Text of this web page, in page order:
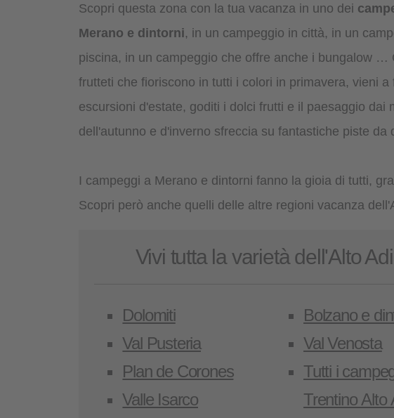
Scopri questa zona con la tua vacanza in uno dei
Merano e dintorni, in un campeggio in città, in un
piscina, in un campeggio che offre anche i bungalow …
frutteti che fioriscono in tutti i colori in primavera, vieni a
escursioni d'estate, goditi i dolci frutti e il paesaggio dai
dell'autunno e d'inverno sfreccia su fantastiche piste da
I campeggi a Merano e dintorni fanno la gioia di tutti,
Scopri però anche quelli delle altre regioni vacanza
Vivi tutta la varietà dell'Alto
Dolomiti
Val Pusteria
Plan de Corones
Valle Isarco
Bolzano e
Val Venosta
Tutti i
Trentino Alto